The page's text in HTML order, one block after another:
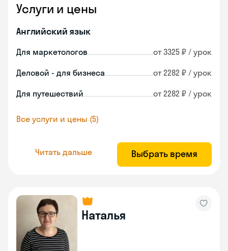
Услуги и цены
Английский язык
Для маркетологов от 3325 ₽ / урок
Деловой - для бизнеса от 2282 ₽ / урок
Для путешествий от 2282 ₽ / урок
Все услуги и цены (5)
Читать дальше Выбрать время
Наталья